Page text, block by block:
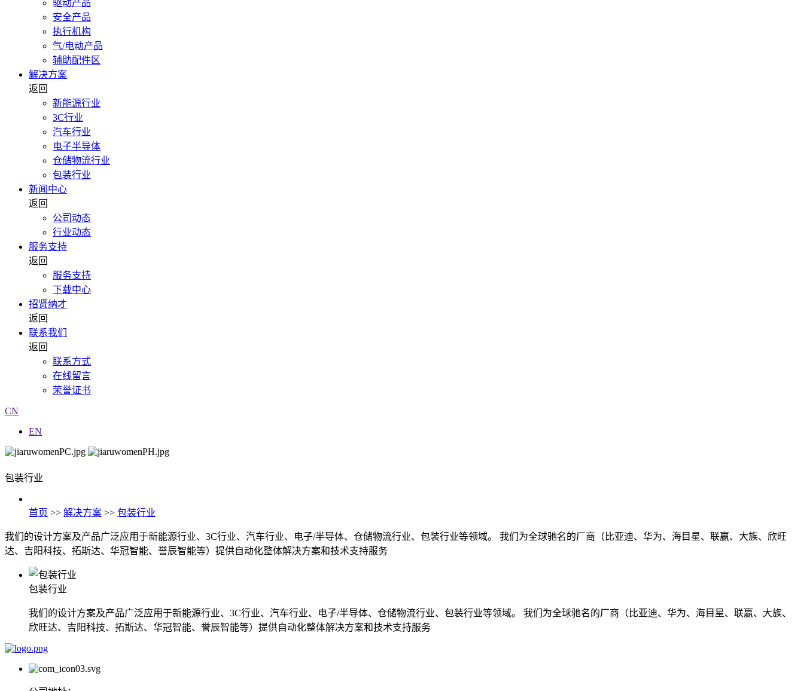
驱动产品
安全产品
执行机构
气/电动产品
辅助配件区
解决方案
返回
新能源行业
3C行业
汽车行业
电子半导体
仓储物流行业
包装行业
新闻中心
返回
公司动态
行业动态
服务支持
返回
服务支持
下载中心
招贤纳才
返回
联系我们
返回
联系方式
在线留言
荣誉证书
CN
EN
包装行业
首页 >> 解决方案 >> 包装行业
我们的设计方案及产品广泛应用于新能源行业、3C行业、汽车行业、电子/半导体、仓储物流行业、包装行业等领域。 我们为全球驰名的厂商（比亚迪、华为、海目星、联赢、大族、欣旺
达、吉阳科技、拓斯达、华冠智能、誉辰智能等）提供自动化整体解决方案和技术支持服务
包装行业
我们的设计方案及产品广泛应用于新能源行业、3C行业、汽车行业、电子/半导体、仓储物流行业、包装行业等领域。 我们为全球驰名的厂商（比亚迪、华为、海目星、联赢、大族、
欣旺达、吉阳科技、拓斯达、华冠智能、誉辰智能等）提供自动化整体解决方案和技术支持服务